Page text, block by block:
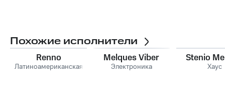
Похожие исполнители
Renno
Латиноамериканская
Melques Viber
Электроника
Stenio
Хаус